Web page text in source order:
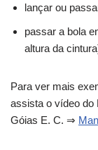
lançar ou
passar a bola
altura da
Para ver mais
assista o vídeo do
Góias E. C. ⇒